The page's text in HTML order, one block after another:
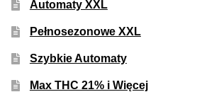
Inne Akcesoria
Automaty XXL
Pełnosezonowe XXL
Szybkie Automaty
Max THC 21% i Więcej